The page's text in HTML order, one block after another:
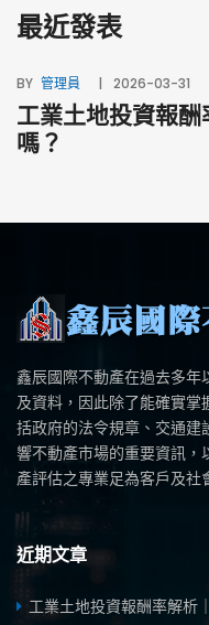
最近發表
BY 管理員 2026-03-31
工業土地投資報
嗎？
鑫辰國際不動產在過去多
及資料，因此除了能確實
括政府的法令規章、交通
響不動產市場的重要資訊，
產評估之專業足為客戶及社
近期文章
工業土地投資報酬率解析